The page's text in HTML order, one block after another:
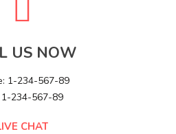
US NOW
1-234-567-89
1-234-567-89
CHAT